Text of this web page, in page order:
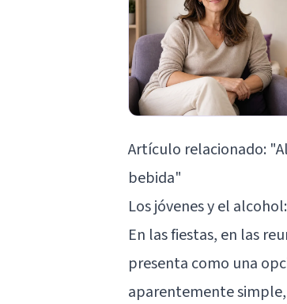
Artículo relacionado:
bebida"
Los jóvenes y el
En las fiestas, en las
presenta como una
aparentemente